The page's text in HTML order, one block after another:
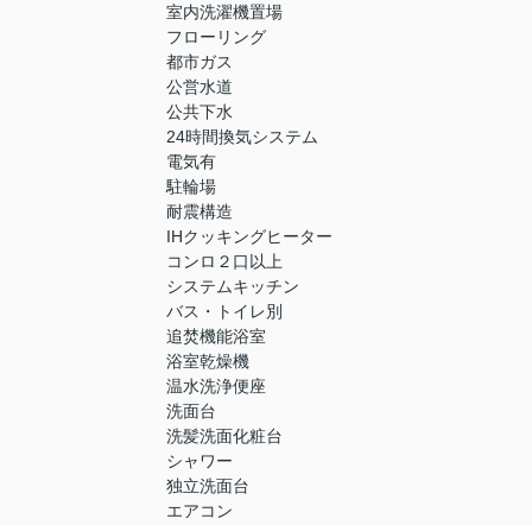
室内洗濯機置場
フローリング
都市ガス
公営水道
公共下水
24時間換気システム
電気有
駐輪場
耐震構造
IHクッキングヒーター
コンロ２口以上
システムキッチン
バス・トイレ別
追焚機能浴室
浴室乾燥機
温水洗浄便座
洗面台
洗髪洗面化粧台
シャワー
独立洗面台
エアコン